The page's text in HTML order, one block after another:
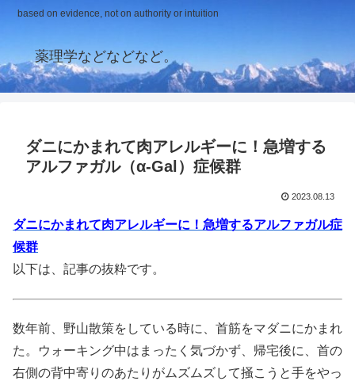
based on evidence, not on authority or intuition
薬理学などなどなど。
ダニにかまれて肉アレルギーに！急増する
アルファガル（α-Gal）症候群
2023.08.13
ダニにかまれて肉アレルギーに！急増するアルファガル症
候群
以下は、記事の抜粋です。
数年前、野山散策をしている時に、首筋をマダニにかまれ
た。ウォーキング中はまったく気づかず、帰宅後に、首の
右側の背中寄りのあたりがムズムズして掻こうと手をやっ